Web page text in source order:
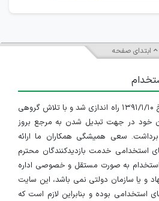
ابتدای صفحه
سایت ایران استخدام در تاریخ ۱۳۹۱/۱/۱۰ راه اندازی شد و با تلاش گروهی
خود در جهت تبدیل شدن به مرجع بروز
سعی همیشگی همکاران ما ارائه
استخدامی خدمت بازدیدکنندگان محترم
به صورت مستقل و خصوصی اداره
و یا سازمان دولتی نمی باشد، این سایت
استخدامی بوده و بنابراین لازم است که